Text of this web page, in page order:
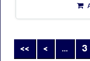
<< < ... 3